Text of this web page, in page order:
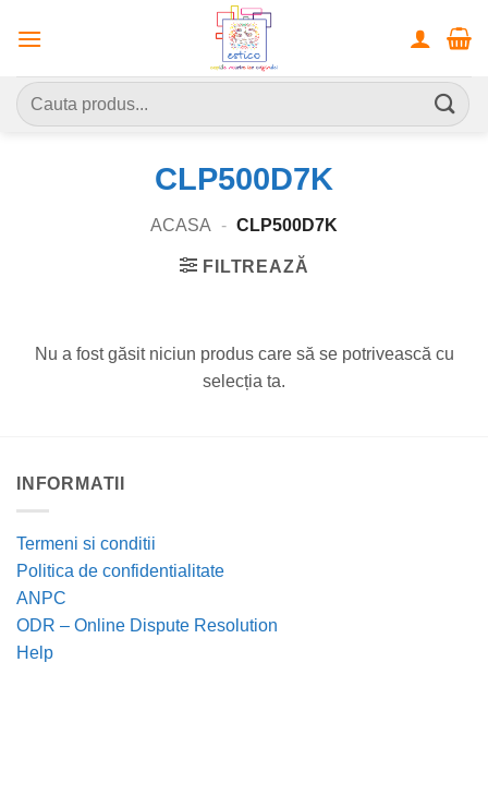
Caută
după:
CLP500D7K
ACASA - CLP500D7K
FILTREAZĂ
Nu a fost găsit niciun produs care să se potrivească cu
selecția ta.
INFORMATII
Termeni si conditii
Politica de confidentialitate
ANPC
ODR – Online Dispute Resolution
Help